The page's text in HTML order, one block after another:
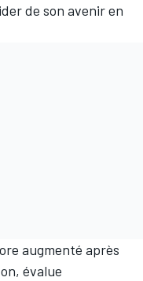
de son avenir en
augmenté après
évalue